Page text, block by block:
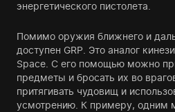
энергетического пистолета.
Помимо оружия ближнего и
доступен GRP. Это аналог
Space. С его помощью можно
предметы и бросать их во
притягивать чудовищ и
усмотрению. К примеру, одним